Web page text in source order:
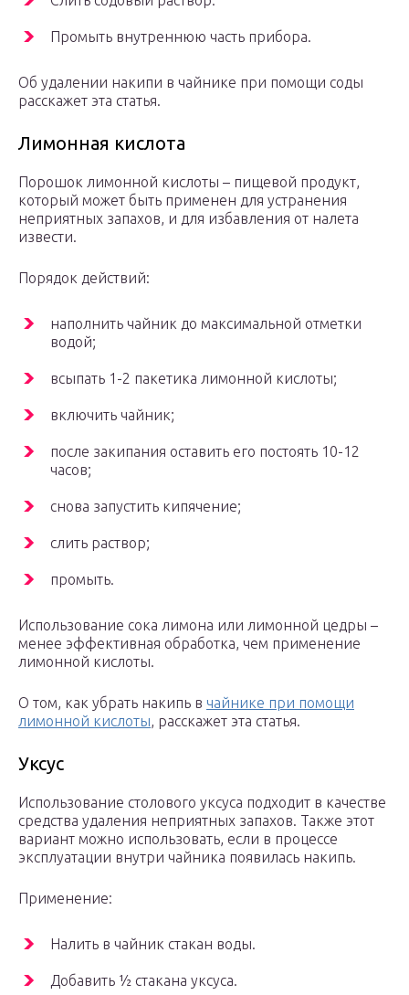
Промыть внутреннюю часть прибора.
Об удалении накипи в чайнике при помощи соды
расскажет эта статья.
Лимонная кислота
Порошок лимонной кислоты – пищевой продукт,
который может быть применен для устранения
неприятных запахов, и для избавления от налета
извести.
Порядок действий:
наполнить чайник до максимальной отметки
водой;
всыпать 1-2 пакетика лимонной кислоты;
включить чайник;
после закипания оставить его постоять 10-12
часов;
снова запустить кипячение;
слить раствор;
промыть.
Использование сока лимона или лимонной цедры –
менее эффективная обработка, чем применение
лимонной кислоты.
О том, как убрать накипь в чайнике при помощи
лимонной кислоты, расскажет эта статья.
Уксус
Использование столового уксуса подходит в качестве
средства удаления неприятных запахов. Также этот
вариант можно использовать, если в процессе
эксплуатации внутри чайника появилась накипь.
Применение:
Налить в чайник стакан воды.
Добавить ½ стакана уксуса.